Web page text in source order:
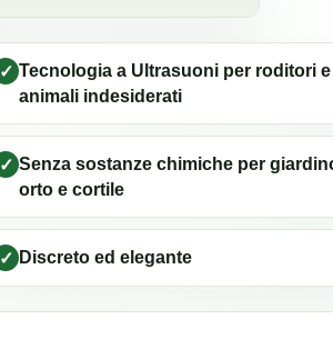
✓ Tecnologia a Ultrasuoni per roditori e
animali indesiderati
✓ Senza sostanze chimiche per
orto e cortile
✓ Discreto ed elegante